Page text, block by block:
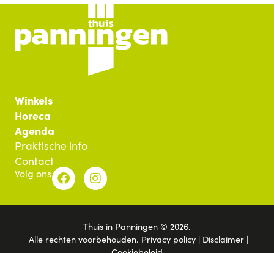
Winkels
Horeca
Agenda
Praktische info
Contact
Volg ons
Thuis in Panningen © 2026.
Alle rechten voorbehouden. Privacy policy| Disclaimer|